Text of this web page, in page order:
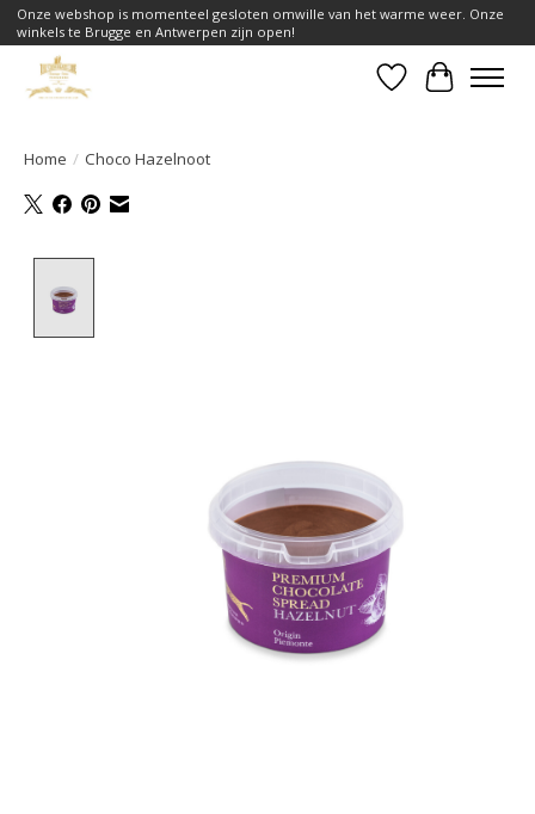
Onze webshop is momenteel gesloten omwille van het warme weer. Onze
winkels te Brugge en Antwerpen zijn open!
Verlanglijst
Home / Choco Hazelnoot